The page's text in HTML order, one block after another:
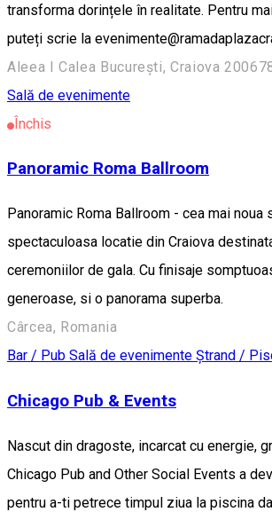
transforma dorințele în realitate. Pentru
puteți scrie la
Aleea I Calea București, Craiova
Sală de evenimente
Închis
Panoramic Roma Ballroom
Panoramic Roma Ballroom - cea mai noua
spectaculoasa locatie din Craiova
ceremoniilor de gala. Cu finisaje
generoase, si o panorama superba.
Cârcea, Romania
Bar / Pub Sală de evenimente Ștrand /
Chicago Pub & Events
Nascut din dragoste, incarcat cu energie,
Chicago Pub and Other Social Events a
pentru a-ti petrece timpul ziua la piscina